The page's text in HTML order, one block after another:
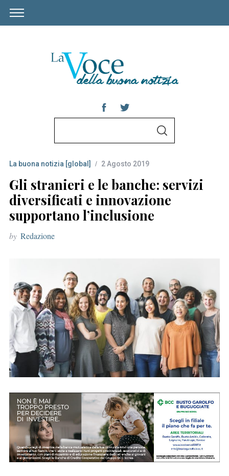
r
c
h
f
o
r
S
La buona notizia [global] 2 Agosto 2019
Gli stranieri e le banche: servizi
diversificati e innovazione
supportano l’inclusione
by Redazione